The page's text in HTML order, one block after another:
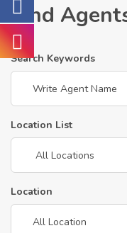
Find
Search Keywords
Location List
Location